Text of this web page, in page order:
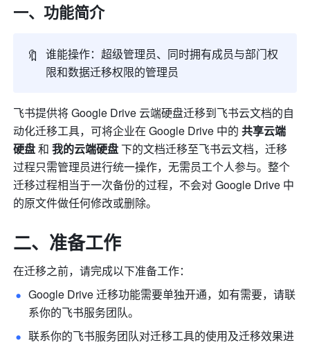
一、功能简介
🔖
谁能操作：超级管理员、同时拥有成员与部门权
限和数据迁移权限的管理员
飞书提供将 Google Drive 云端硬盘迁移到飞书云文档的自
动化迁移工具，可将企业在 Google Drive 中的 共享云端
硬盘 和 我的云端硬盘 下的文档迁移至飞书云文档，迁移
过程只需管理员进行统一操作，无需员工个人参与。整个
迁移过程相当于一次备份的过程，不会对 Google Drive 中
的原文件做任何修改或删除。
二、准备工作
在迁移之前，请完成以下准备工作：
Google Drive 迁移功能需要单独开通，如有需要，请联
系你的飞书服务团队。
联系你的飞书服务团队对迁移工具的使用及迁移效果进